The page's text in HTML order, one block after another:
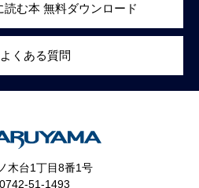
読む本 無料ダウンロード
よくある質問
木台1丁目8番1号
51-1493